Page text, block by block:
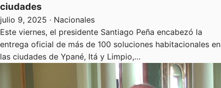
ciudades
julio 9, 2025 · Nacionales
Este viernes, el presidente Santiago Peña encabezó la
entrega oficial de más de 100 soluciones habitacionales en
las ciudades de Ypané, Itá y Limpio,…